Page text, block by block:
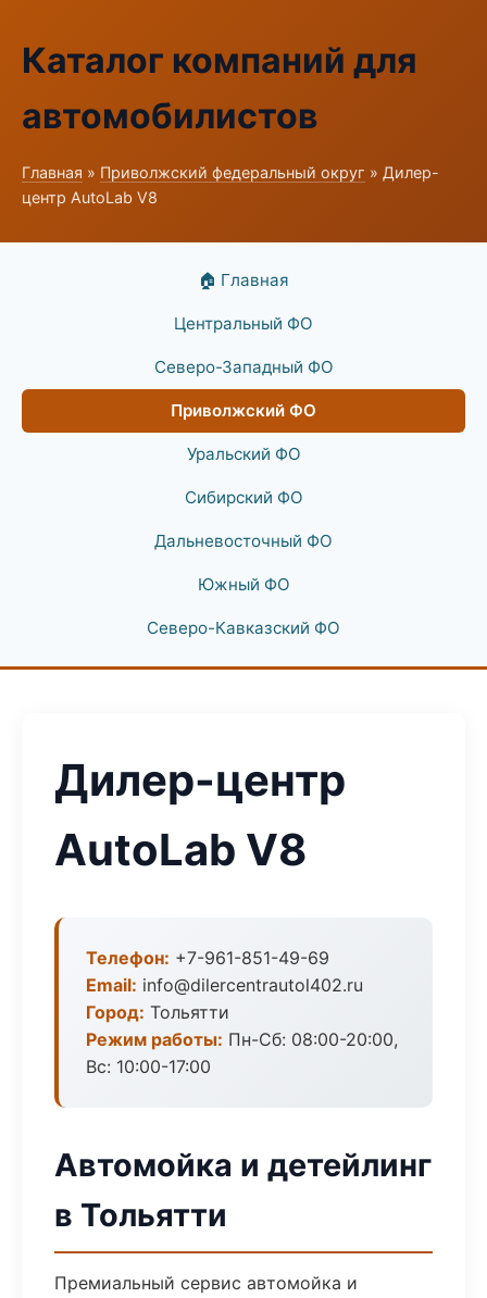
Каталог компаний для
автомобилистов
Главная » Приволжский федеральный округ » Дилер-
центр AutoLab V8
🏠 Главная
Центральный ФО
Северо-Западный ФО
Приволжский ФО
Уральский ФО
Сибирский ФО
Дальневосточный ФО
Южный ФО
Северо-Кавказский ФО
Дилер-центр
AutoLab V8
Телефон: +7-961-851-49-69
Email: info@dilercentrautol402.ru
Город: Тольятти
Режим работы: Пн-Сб: 08:00-20:00,
Вс: 10:00-17:00
Автомойка и детейлинг
в Тольятти
Премиальный сервис автомойка и